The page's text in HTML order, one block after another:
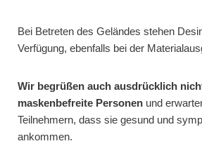
Bei Betreten des Geländes stehen
Verfügung, ebenfalls bei der
Wir begrüßen auch ausdrücklich
maskenbefreite Personen und
Teilnehmern, dass sie gesund und
ankommen.